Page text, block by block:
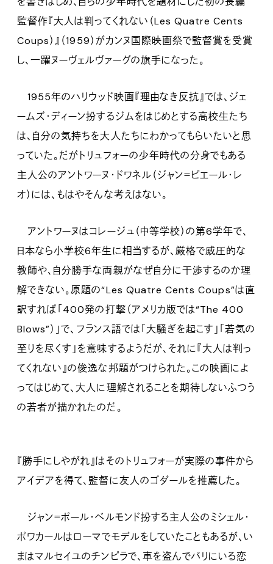
監督作『大人は判ってくれない（Les Quatre Cents
Coups）』（1959）がカンヌ国際映画祭で監督賞を受賞
し、一躍ヌーヴェルヴァーグの旗手になった。
1955年のハリウッド映画『理由なき反抗』では、ジェ
ームズ・ディーン扮するジムをはじめとする高校生たち
は、自分の気持ちを大人たちにわかってもらいたいと思
っていた。だがトリュフォーの少年時代の分身でもある
主人公のアントワーヌ・ドワネル（ジャン＝ピエール・レ
オ）には、もはやそんな考えはない。
アントワーヌはコレージュ（中等学校）の第6学年で、
日本なら小学校6年生に相当するが、厳格で威圧的な
教師や、自分勝手な両親がなぜ自分に干渉するのか理
解できない。原題の“Les Quatre Cents Coups”は直
訳すれば「400発の打撃（アメリカ版では“The 400
Blows”）」で、フランス語では「大騒ぎを起こす」「若気の
至りを尽くす」を意味するようだが、それに『大人は判っ
てくれない』の俊逸な邦題がつけられた。この映画によ
ってはじめて、大人に理解されることを期待しないふつう
の若者が描かれたのだ。
『勝手にしやがれ』はそのトリュフォーが実際の事件から
アイデアを得て、監督に友人のゴダールを推薦した。
ジャン＝ポール・ベルモンド扮する主人公のミシェル・
ポワカールはローマでモデルをしていたこともあるが、い
まはマルセイユのチンピラで、車を盗んでパリにいる恋